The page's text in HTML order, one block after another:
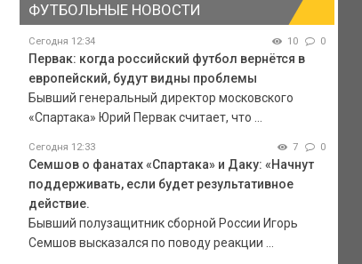
ФУТБОЛЬНЫЕ НОВОСТИ
Сегодня 12:34 10 0
Первак: когда российский футбол вернётся в
европейский, будут видны проблемы
Бывший генеральный директор московского
«Спартака» Юрий Первак считает, что ...
Сегодня 12:33 7 0
Семшов о фанатах «Спартака» и Даку: «Начнут
поддерживать, если будет результативное
действие.
Бывший полузащитник сборной России Игорь
Семшов высказался по поводу реакции ...